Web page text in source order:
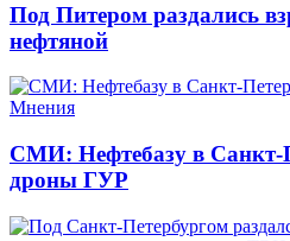
Под Питером раздались
нефтяной
Мнения
СМИ: Нефтебазу в Санкт-
дроны ГУР